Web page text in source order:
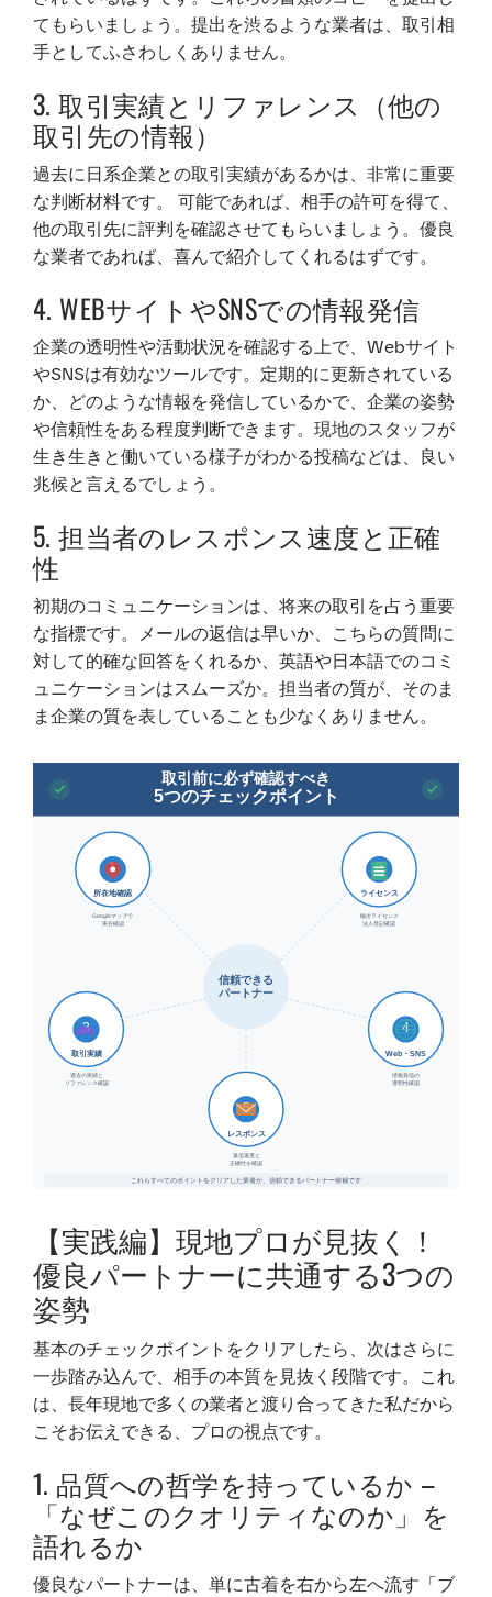
てもらいましょう。提出を渋るような業者は、取引相
手としてふさわしくありません。
3. 取引実績とリファレンス（他の
取引先の情報）
過去に日系企業との取引実績があるかは、非常に重要
な判断材料です。 可能であれば、相手の許可を得て、
他の取引先に評判を確認させてもらいましょう。優良
な業者であれば、喜んで紹介してくれるはずです。
4. WEBサイトやSNSでの情報発信
企業の透明性や活動状況を確認する上で、Webサイト
やSNSは有効なツールです。定期的に更新されている
か、どのような情報を発信しているかで、企業の姿勢
や信頼性をある程度判断できます。現地のスタッフが
生き生きと働いている様子がわかる投稿などは、良い
兆候と言えるでしょう。
5. 担当者のレスポンス速度と正確
性
初期のコミュニケーションは、将来の取引を占う重要
な指標です。メールの返信は早いか、こちらの質問に
対して的確な回答をくれるか、英語や日本語でのコミ
ュニケーションはスムーズか。担当者の質が、そのま
ま企業の質を表していることも少なくありません。
【実践編】現地プロが見抜く！
優良パートナーに共通する3つの
姿勢
基本のチェックポイントをクリアしたら、次はさらに
一歩踏み込んで、相手の本質を見抜く段階です。これ
は、長年現地で多くの業者と渡り合ってきた私だから
こそお伝えできる、プロの視点です。
1. 品質への哲学を持っているか –
「なぜこのクオリティなのか」を
語れるか
優良なパートナーは、単に古着を右から左へ流す「ブ